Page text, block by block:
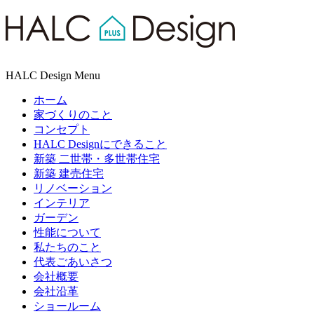
HALC Design Menu
ホーム
家づくりのこと
コンセプト
HALC Designにできること
新築 二世帯・多世帯住宅
新築 建売住宅
リノベーション
インテリア
ガーデン
性能について
私たちのこと
代表ごあいさつ
会社概要
会社沿革
ショールーム